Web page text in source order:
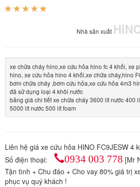
Nhà sản xuất
xe chữa cháy hino,xe cứu hỏa hino fc 4 khối, xe
hino, xe cứu hỏa hino 4 khối,xe chữa cháy,hino
bơm chữa cháy ,bơm cứu hỏa,xe cứu hỏa 4m3
đã sử dụng loại 4 khôi nước
bảng giá chi tiết xe chữa cháy 3600 lít nước 400
5000 lít nước 500 lít foam
Liên hệ giá xe cứu hỏa HINO FC9JESW 4
Số điện thoại:
0934 003 778 [Mr
Tận tình + Chu đáo + Cho vay 80% giá trị
phục vụ quý khách !